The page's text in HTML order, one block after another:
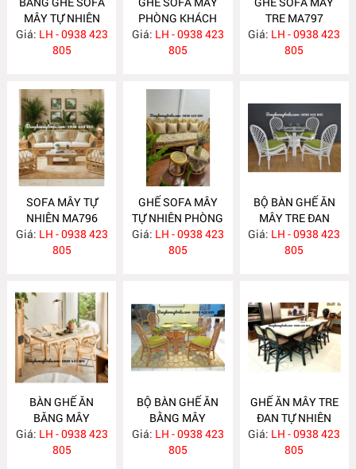
MÂY TỰ NHIÊN
PHÒNG KHÁCH
MA799
Giá: LH - 0938 423
805
PHÒNG KHÁCH
MA798
Giá: LH - 0938 423
805
TRE MA797
Giá: LH - 0938 423
805
SOFA MÂY TỰ
NHIÊN MA796
Giá: LH - 0938 423
805
GHẾ SOFA MÂY
TỰ NHIÊN PHÒNG
KHÁCH MA795
Giá: LH - 0938 423
805
BỘ BÀN GHẾ ĂN
MÂY TRE ĐAN
MA784
Giá: LH - 0938 423
805
BÀN GHẾ ĂN
BĂNG MÂY
MA783
Giá: LH - 0938 423
805
BỘ BÀN GHẾ ĂN
BẰNG MÂY
MA782
Giá: LH - 0938 423
805
GHẾ ĂN MÂY TRE
ĐAN TỰ NHIÊN
MA781
Giá: LH - 0938 423
805